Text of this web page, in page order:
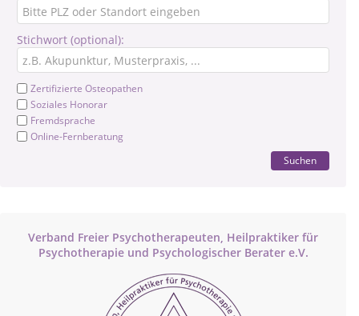
Stichwort (optional):
Zertifizierte Osteopathen
Soziales Honorar
Fremdsprache
Online-Fernberatung
Suchen
Verband Freier Psychotherapeuten, Heilpraktiker für
Psychotherapie und Psychologischer Berater e.V.